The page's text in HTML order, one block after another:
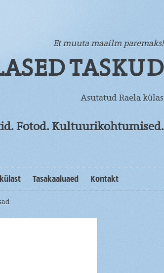
Et muuta maailm paremaks!
TASKUD
Asutatud Raela külas
Fotod. Kultuurikohtumised.
Tasakaaluaed Kontakt